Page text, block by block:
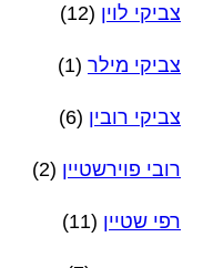
צביקי לוין (12)
צביקי מילר (1)
צביקי רובין (6)
רובי פוירשטיין (2)
רפי שטיין (11)